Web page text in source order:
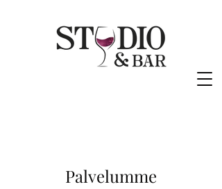
Palvelumme